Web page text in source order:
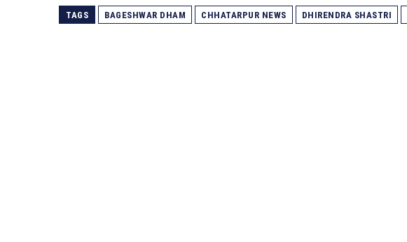
TAGS BAGESHWAR DHAM CHHATARPUR NEWS DHIRENDRA SHASTRI